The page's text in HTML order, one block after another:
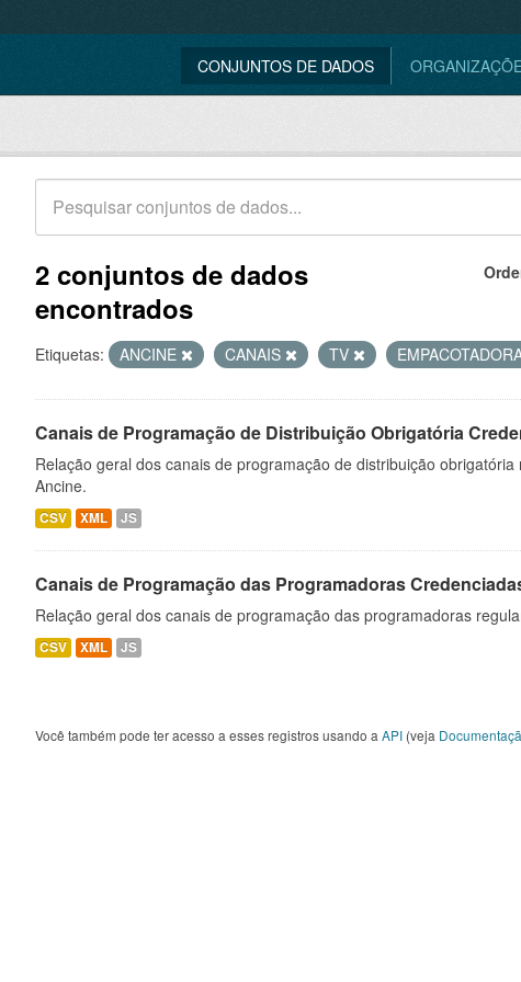
CONJUNTOS DE DADOS
2 conjuntos de dados
encontrados
Etiquetas: ANCINE CANAIS TV
Canais de Programação de Distribuição Obrigatória
Relação geral dos canais de programação de distribuição
Ancine.
CSV XML JS
Canais de Programação das Programadoras
Relação geral dos canais de programação das programadoras
CSV XML JS
Você também pode ter acesso a esses registros usando a API (veja